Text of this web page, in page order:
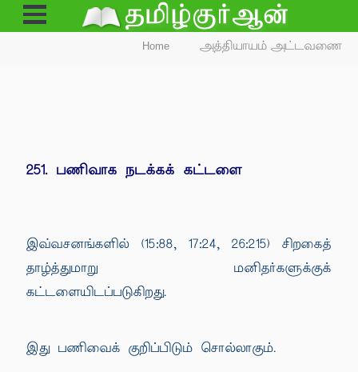
Open
Menu
Home அத்தியாயம் அட்டவணை
251. பணிவாக நடக்கக் கட்டளை
இவ்வசனங்களில் (15:88, 17:24, 26:215) சிறகைத்
தாழ்த்துமாறு மனிதர்களுக்குக்
கட்டளையிடப்படுகிறது.
இது பணிவைக் குறிப்பிடும் சொல்லாகும்.